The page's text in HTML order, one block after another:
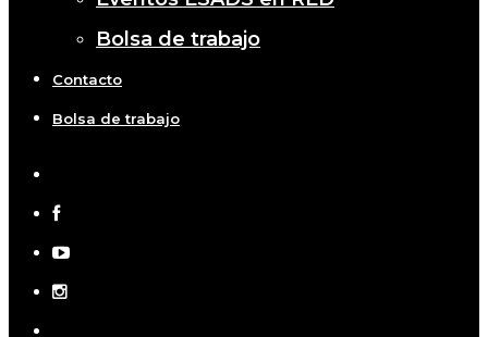
Bolsa de trabajo
Contacto
Bolsa de trabajo
twitter
facebook
youtube
instagram